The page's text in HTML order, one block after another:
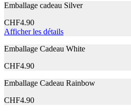
Description
Adresse e-mail (facultatif)
Signaler des données erronées
Emballage cadeau Silver
CHF4.90
Afficher les détails
Emballage Cadeau White
CHF4.90
Emballage Cadeau Rainbow
CHF4.90